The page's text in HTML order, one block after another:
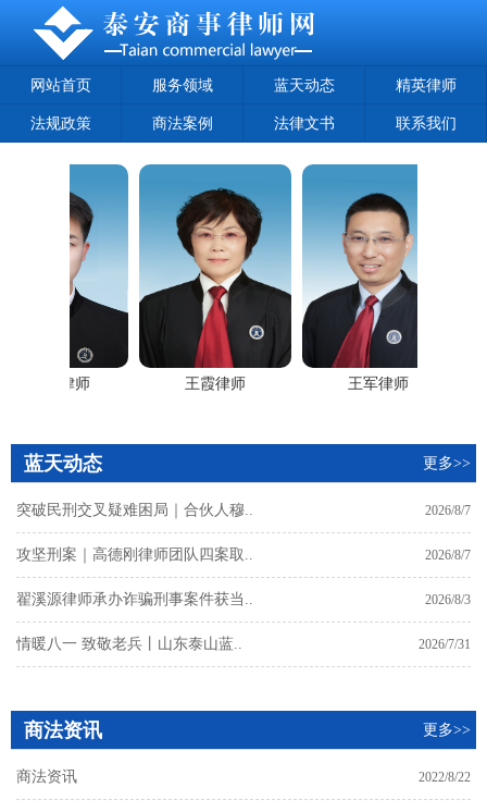
网站首页 服务领域 蓝天动态 精英律师
法规政策 商法案例 法律文书 联系我们
王建新律师 王霞律师 王军律师
蓝天动态 更多>>
突破民刑交叉疑难困局｜合伙人穆.. 2026/8/7
攻坚刑案｜高德刚律师团队四案取.. 2026/8/7
翟溪源律师承办诈骗刑事案件获当.. 2026/8/3
情暖八一 致敬老兵丨山东泰山蓝.. 2026/7/31
商法资讯 更多>>
商法资讯 2022/8/22